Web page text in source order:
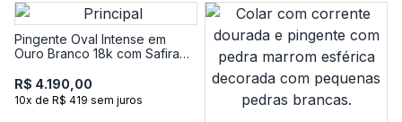
Pingente Oval Intense em
Ouro Branco 18k com Safira
R$ 4.190,00
10x de R$ 419 sem juros